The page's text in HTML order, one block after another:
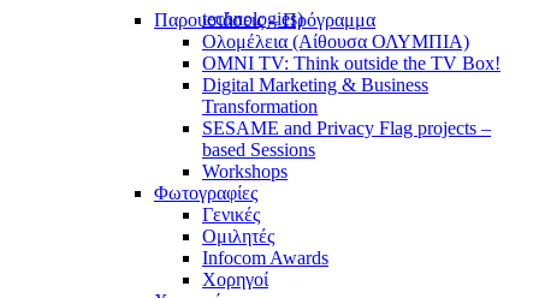
technologies)
Παρουσιάσεις – Πρόγραμμα
Ολομέλεια (Αίθουσα ΟΛΥΜΠΙΑ)
OMNI TV: Think outside the TV Box!
Digital Marketing & Business
Transformation
SESAME and Privacy Flag projects –
based Sessions
Workshops
Φωτογραφίες
Γενικές
Ομιλητές
Infocom Awards
Χορηγοί